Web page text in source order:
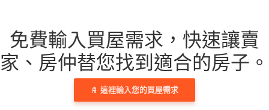
免費輸入買屋需求， 快速讓賣
家、房仲替您找到適合的房子。
這裡輸入您的買屋需求